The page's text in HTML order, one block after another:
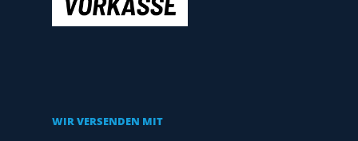
WIR VERSENDEN MIT